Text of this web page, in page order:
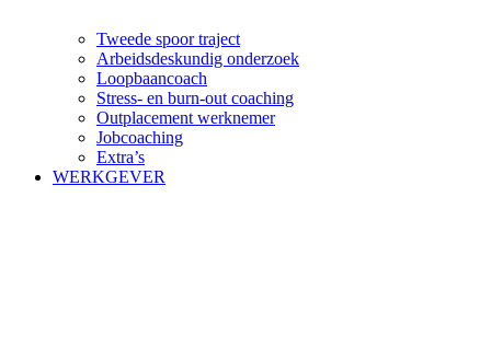
Tweede spoor traject
Arbeidsdeskundig onderzoek
Loopbaancoach
Stress- en burn-out coaching
Outplacement werknemer
Jobcoaching
Extra’s
WERKGEVER